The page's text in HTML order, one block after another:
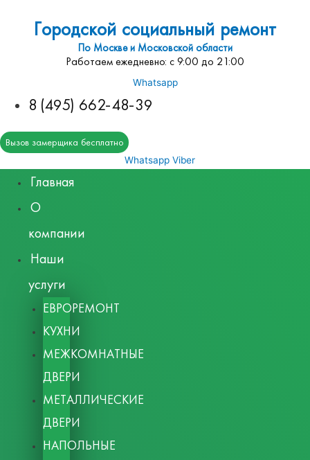
Городской социальный ремонт
По Москве и Московской области
Работаем ежедневно: с 9:00 до 21:00
Whatsapp
8 (495) 662-48-39
Вызов замерщика бесплатно
Whatsapp Viber
Главная
О
компании
Наши
услуги
ЕВРОРЕМОНТ
КУХНИ
МЕЖКОМНАТНЫЕ
ДВЕРИ
МЕТАЛЛИЧЕСКИЕ
ДВЕРИ
НАПОЛЬНЫЕ